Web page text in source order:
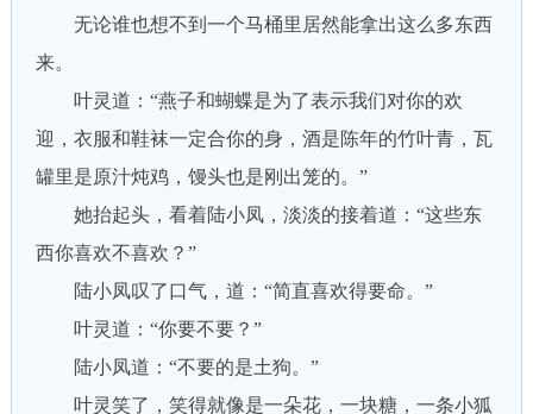
无论谁也想不到一个马桶里居然能拿出这么多东西
来。
叶灵道：“燕子和蝴蝶是为了表示我们对你的欢
迎，衣服和鞋袜一定合你的身，酒是陈年的竹叶青，瓦
罐里是原汁炖鸡，馒头也是刚出笼的。”
她抬起头，看着陆小凤，淡淡的接着道：“这些东
西你喜欢不喜欢？”
陆小凤叹了口气，道：“简直喜欢得要命。”
叶灵道：“你要不要？”
陆小凤道：“不要的是土狗。”
叶灵笑了，笑得就像是一朵花，一块糖，一条小狐